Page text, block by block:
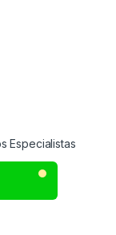
Especialistas